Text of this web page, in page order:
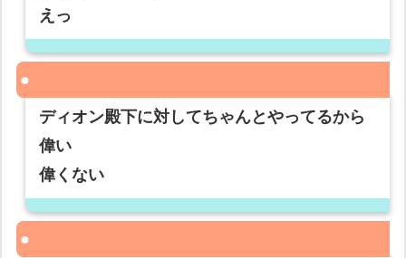
えっ
ディオン殿下に対してちゃんとやってるから
偉い
偉くない